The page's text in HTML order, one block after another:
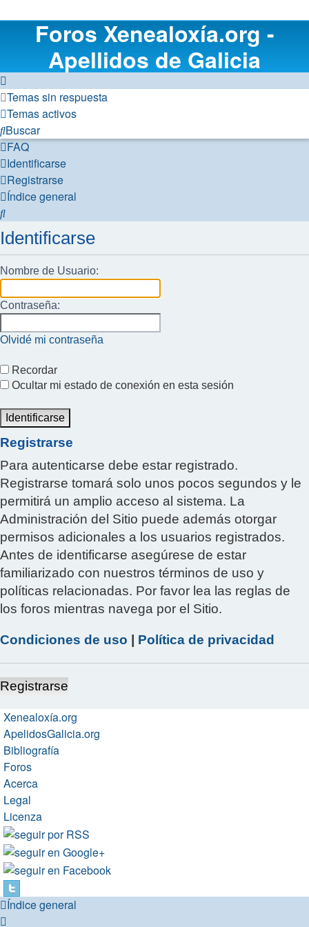
Foros Xenealoxía.org -
Apellidos de Galicia
Temas sin respuesta
Temas activos
Buscar
FAQ
Identificarse
Registrarse
Índice general
Buscar
Identificarse
Nombre de Usuario:
Contraseña:
Olvidé mi contraseña
Recordar
Ocultar mi estado de conexión en esta sesión
Registrarse
Para autenticarse debe estar registrado.
Registrarse tomará solo unos pocos segundos y le
permitirá un amplio acceso al sistema. La
Administración del Sitio puede además otorgar
permisos adicionales a los usuarios registrados.
Antes de identificarse asegúrese de estar
familiarizado con nuestros términos de uso y
políticas relacionadas. Por favor lea las reglas de
los foros mientras navega por el Sitio.
Condiciones de uso Política de privacidad
Registrarse
Xenealoxía.org
ApelidosGalicia.org
Bibliografía
Foros
Acerca
Legal
Licenza
Índice general